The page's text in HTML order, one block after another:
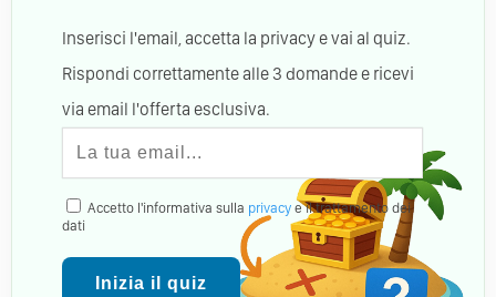
Inserisci l'email, accetta la privacy e vai al quiz.
Rispondi correttamente alle 3 domande e ricevi
via email l'offerta esclusiva.
Accetto l'informativa sulla privacy e il trattamento dei
dati
Inizia il quiz